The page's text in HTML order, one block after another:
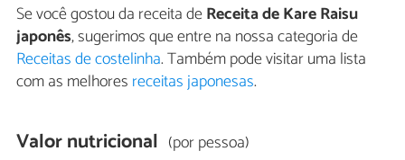
Se você gostou da receita deReceita de Kare Raisu
japonês, sugerimos que entre na nossa categoria de
Receitas de costelinha. Também pode visitar uma lista
com as melhores receitas japonesas.
Valor nutricional (por pessoa)